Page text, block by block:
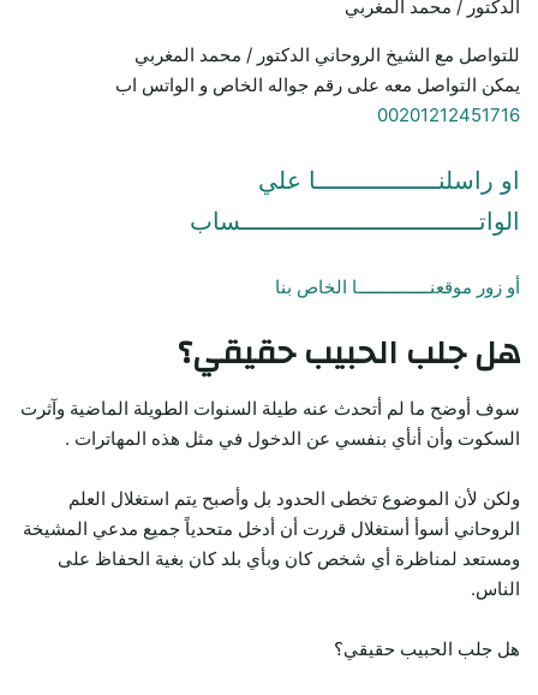
الدكتور / محمد المغربي
للتواصل مع الشيخ الروحاني الدكتور / محمد المغربي
يمكن التواصل معه على رقم جواله الخاص و الواتس اب
00201212451716
او راسلنـــــــــــــــــا علي
الواتـــــــــــــــــــــــــــــــــساب
أو زور موقعنـــــــــــــــا الخاص بنا
هل جلب الحبيب حقيقي؟
سوف أوضح ما لم أتحدث عنه طيلة السنوات الطويلة الماضية وآثرت
السكوت وأن أنأي بنفسي عن الدخول في مثل هذه المهاترات .
ولكن لأن الموضوع تخطى الحدود بل وأصبح يتم استغلال العلم
الروحاني أسوأ أستغلال قررت أن أدخل متحدياً جميع مدعي المشيخة
ومستعد لمناظرة أي شخص كان وبأي بلد كان بغية الحفاظ على
الناس.
هل جلب الحبيب حقيقي؟